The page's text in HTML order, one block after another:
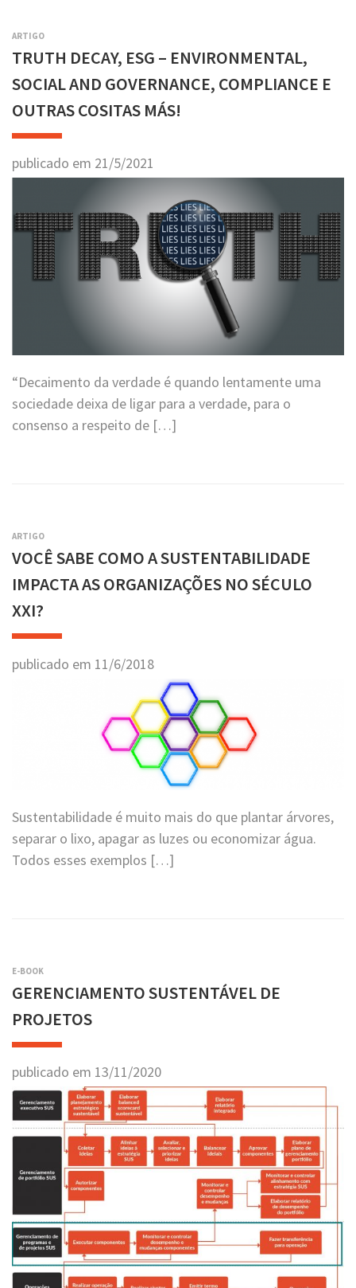
ARTIGO
TRUTH DECAY, ESG – ENVIRONMENTAL,
SOCIAL AND GOVERNANCE, COMPLIANCE E
OUTRAS COSITAS MÁS!
publicado em 21/5/2021
“Decaimento da verdade é quando lentamente uma
sociedade deixa de ligar para a verdade, para o
consenso a respeito de […]
ARTIGO
VOCÊ SABE COMO A SUSTENTABILIDADE
IMPACTA AS ORGANIZAÇÕES NO SÉCULO
XXI?
publicado em 11/6/2018
Sustentabilidade é muito mais do que plantar árvores,
separar o lixo, apagar as luzes ou economizar água.
Todos esses exemplos […]
E-BOOK
GERENCIAMENTO SUSTENTÁVEL DE
PROJETOS
publicado em 13/11/2020